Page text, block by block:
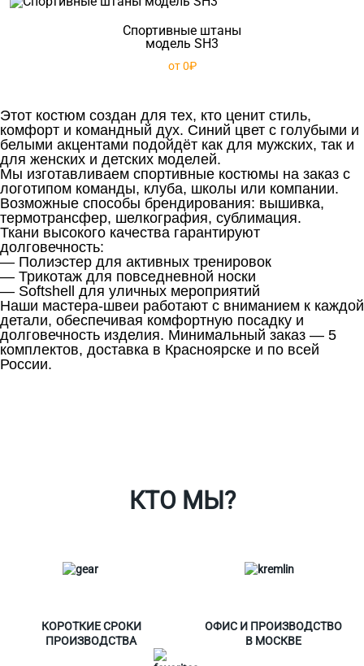
Спортивные штаны
модель SH3
от 0₽
Этот костюм создан для тех, кто ценит стиль,
комфорт и командный дух. Синий цвет с голубыми и
белыми акцентами подойдёт как для мужских, так и
для женских и детских моделей.
Мы изготавливаем спортивные костюмы на заказ с
логотипом команды, клуба, школы или компании.
Возможные способы брендирования: вышивка,
термотрансфер, шелкография, сублимация.
Ткани высокого качества гарантируют
долговечность:
— Полиэстер для активных тренировок
— Трикотаж для повседневной носки
— Softshell для уличных мероприятий
Наши мастера-швеи работают с вниманием к каждой
детали, обеспечивая комфортную посадку и
долговечность изделия. Минимальный заказ — 5
комплектов, доставка в Красноярске и по всей
России.
КТО МЫ?
КОРОТКИЕ СРОКИ
ПРОИЗВОДСТВА
ОФИС И ПРОИЗВОДСТВО
В МОСКВЕ